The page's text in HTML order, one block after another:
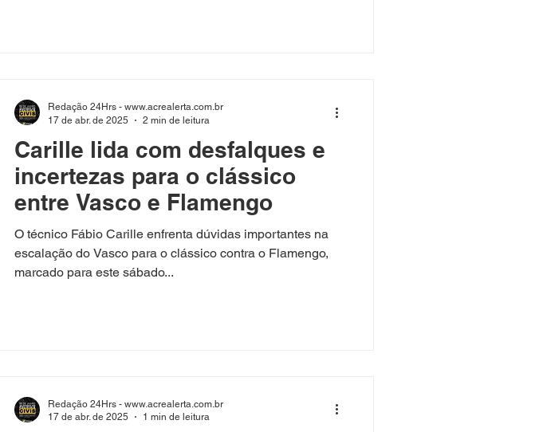
Carille lida com desfalques e
incertezas para o clássico
entre Vasco e Flamengo
O técnico Fábio Carille enfrenta dúvidas importantes na
escalação do Vasco para o clássico contra o Flamengo,
marcado para este sábado...
Redação 24Hrs - www.acrealerta.com.br
17 de abr. de 2025
2 min de leitura
Redação 24Hrs - www.acrealerta.com.br
17 de abr. de 2025
1 min de leitura